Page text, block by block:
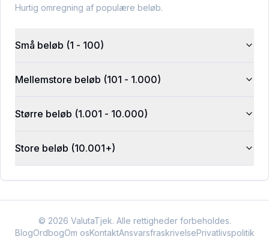
Hurtig omregning af populære beløb.
Små beløb (1 - 100)
Mellemstore beløb (101 - 1.000)
Større beløb (1.001 - 10.000)
Store beløb (10.001+)
© 2026 ValutaTjek. Alle rettigheder forbeholdes.
BlogOrdbogOm osKontaktAnsvarsfraskrivelsePrivatlivspolitik